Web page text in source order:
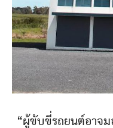
“ผู้ขับขี่รถยนต์อาจม